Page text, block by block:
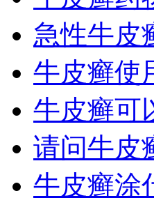
急性牛皮
牛皮癣使
牛皮癣可
请问牛皮
牛皮癣涂